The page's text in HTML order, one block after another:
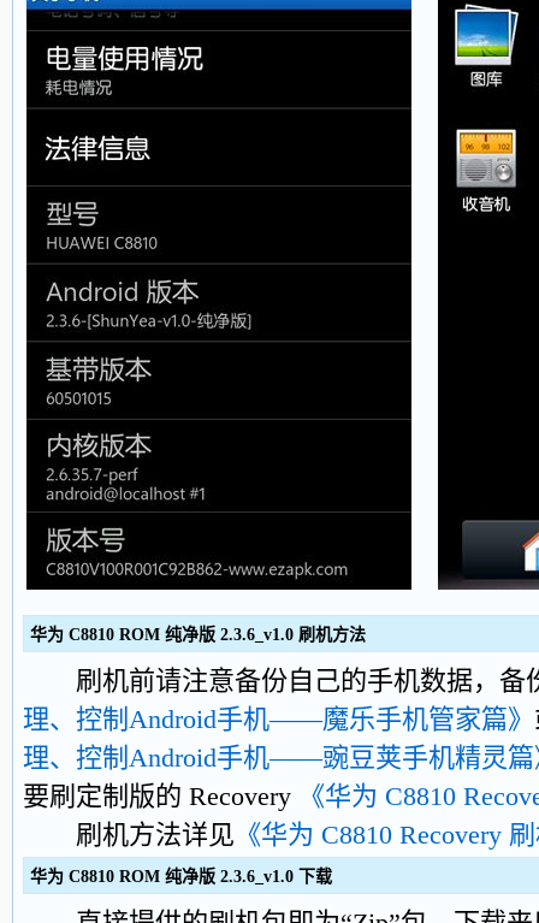
华为 C8810 ROM 纯净版 2.3.6_v1.0 刷机方法
刷机前请注意备份自己的手机数据，备
理、控制Android手机——魔乐手机管家篇》
理、控制Android手机——豌豆荚手机精灵篇
要刷定制版的 Recovery
《华为 C8810
刷机方法详见 《华为 C8810 Recovery
华为 C8810 ROM 纯净版 2.3.6_v1.0 下载